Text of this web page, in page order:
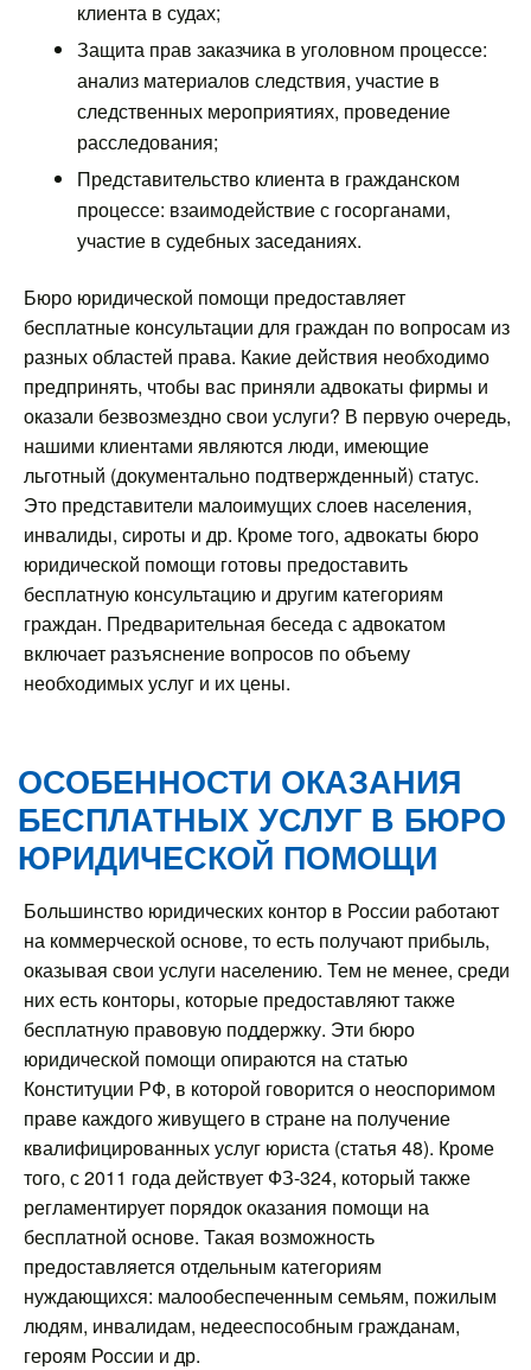
клиента в судах;
Защита прав заказчика в уголовном процессе:
анализ материалов следствия, участие в
следственных мероприятиях, проведение
расследования;
Представительство клиента в гражданском
процессе: взаимодействие с госорганами,
участие в судебных заседаниях.
Бюро юридической помощи предоставляет
бесплатные консультации для граждан по вопросам из
разных областей права. Какие действия необходимо
предпринять, чтобы вас приняли адвокаты фирмы и
оказали безвозмездно свои услуги? В первую очередь,
нашими клиентами являются люди, имеющие
льготный (документально подтвержденный) статус.
Это представители малоимущих слоев населения,
инвалиды, сироты и др. Кроме того, адвокаты бюро
юридической помощи готовы предоставить
бесплатную консультацию и другим категориям
граждан. Предварительная беседа с адвокатом
включает разъяснение вопросов по объему
необходимых услуг и их цены.
ОСОБЕННОСТИ ОКАЗАНИЯ
БЕСПЛАТНЫХ УСЛУГ В БЮРО
ЮРИДИЧЕСКОЙ ПОМОЩИ
Большинство юридических контор в России работают
на коммерческой основе, то есть получают прибыль,
оказывая свои услуги населению. Тем не менее, среди
них есть конторы, которые предоставляют также
бесплатную правовую поддержку. Эти бюро
юридической помощи опираются на статью
Конституции РФ, в которой говорится о неоспоримом
праве каждого живущего в стране на получение
квалифицированных услуг юриста (статья 48). Кроме
того, с 2011 года действует ФЗ-324, который также
регламентирует порядок оказания помощи на
бесплатной основе. Такая возможность
предоставляется отдельным категориям
нуждающихся: малообеспеченным семьям, пожилым
людям, инвалидам, недееспособным гражданам,
героям России и др.